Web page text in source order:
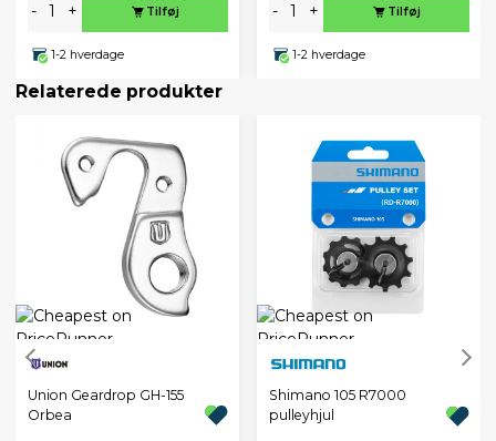
- + Tilføj
1-2 hverdage
- + Tilføj
1-2 hverdage
Relaterede produkter
Union Geardrop GH-155
Orbea
Shimano 105 R7000
pulleyhjul